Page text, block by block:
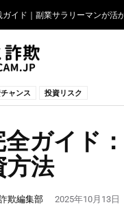
ド｜副業サラリーマンが活か
心理と克服法【プロスペクト理
ャンス 投資リスク
全ガイド
方法
欺編集部 2025年10月13日